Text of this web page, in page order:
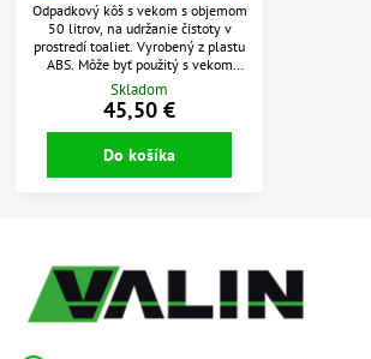
Odpadkový kôš s vekom s objemom
50 litrov, na udržanie čistoty v
prostredí toaliet. Vyrobený z plastu
ABS. Môže byť použitý s vekom
alebo bez veka. Môže byť
namontovaný na stenu a uvoľniť
tak miesto na podlahe. Ľahký,
pevný s jednoduchým
vyprázdňovaním.
Skladom
45,50 €
Do košíka